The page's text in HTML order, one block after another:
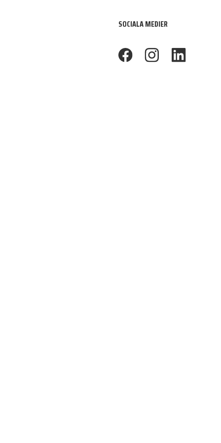
SOCIALA MEDIER